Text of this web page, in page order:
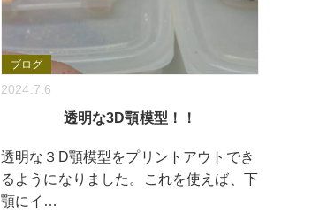
ブログ
2024.7.6
透明な3D顎模型！！
透明な３D顎模型をプリントアウトでき
るようになりました。これを使えば、下
顎にイ…